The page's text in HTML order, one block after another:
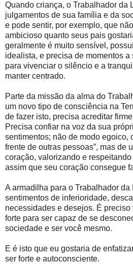
Quando criança, o Trabalhador da
julgamentos de sua família e da
e pode sentir, por exemplo, que
ambicioso quanto seus pais
geralmente é muito sensível,
idealista, e precisa de momentos a
para vivenciar o silêncio e a
manter centrado.
Parte da missão da alma do
um novo tipo de consciência na
de fazer isto, precisa acreditar
Precisa confiar na voz da sua
sentimentos; não de modo egoico,
frente de outras pessoas”, mas de
coração, valorizando e
assim que seu coração consegue
A armadilha para o Trabalhador
sentimentos de inferioridade,
necessidades e desejos. É
forte para ser capaz de se
sociedade e ser você mesmo.
E é isto que eu gostaria de
ser forte e autoconsciente.